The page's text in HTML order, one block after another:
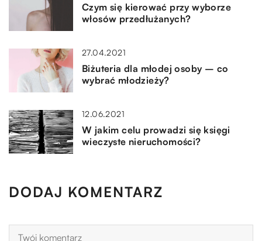
Czym się kierować przy wyborze
włosów przedłużanych?
27.04.2021
Biżuteria dla młodej osoby – co
wybrać młodzieży?
12.06.2021
W jakim celu prowadzi się księgi
wieczyste nieruchomości?
DODAJ KOMENTARZ